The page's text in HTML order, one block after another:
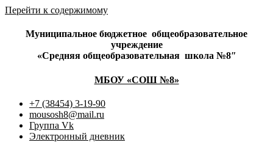
Перейти к содержимому
Муниципальное бюджетное общеобразовательное
учреждение
«Средняя общеобразовательная школа №8″
МБОУ «СОШ №8»
+7 (38454) 3-19-90
mousosh8@mail.ru
Группа Vk
Электронный дневник